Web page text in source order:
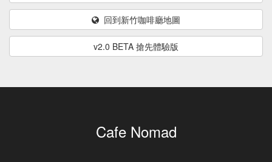
回到新竹咖啡廳地圖
v2.0 BETA 搶先體驗版
Cafe Nomad